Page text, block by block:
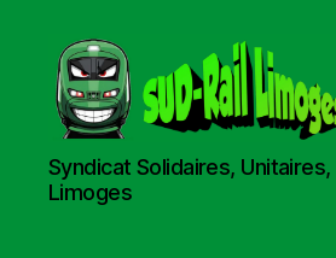
Sud
Rail
Limoges
Syndicat Solidaires,
Limoges